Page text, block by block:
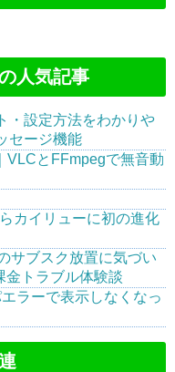
人気記事
・設定方法をわかりや
セージ機能
VLCとFFmpegで無音動
カイリューに初の進化
サブスク放置に気づい
金トラブル体験談
ラーで表示しなくなっ